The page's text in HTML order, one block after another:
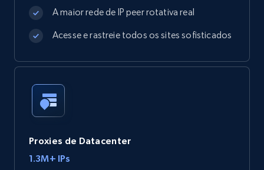
A maior rede de IP peer rotativa real
Acesse e rastreie todos os sites sofisticados
Proxies de Datacenter
1.3M+ IPs